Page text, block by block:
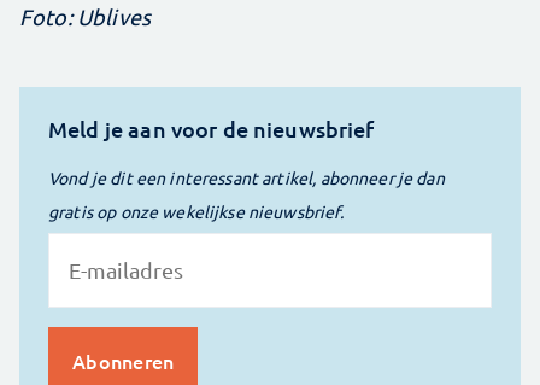
Foto: Ublives
Meld je aan voor de nieuwsbrief
Vond je dit een interessant artikel, abonneer je dan
gratis op onze wekelijkse nieuwsbrief.